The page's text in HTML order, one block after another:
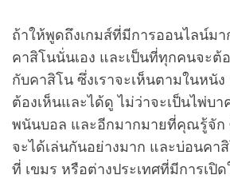
ถ้าให้พูดถึงเกมส์ที่มีการออนไลน์ม
คาสิโนนั่นเอง และเป็นที่ทุกคนจะต้
กับคาสิโน ซึ่งเราจะเห็นตามในหนั
ต้องเห็นและได้ดู ไม่ว่าจะเป็นไพ่บา
พนันบอล และอีกมากมายที่คุณรู้จัก
จะได้เล่นกันอย่างมาก และบ่อนคา
ที่ เขมร หรือต่างประเทศที่มีการเปิ